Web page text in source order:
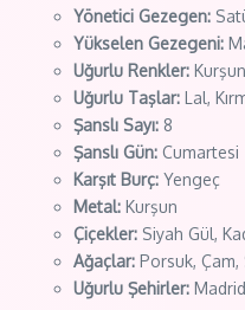
Yönetici Gezegen:
Yükselen Gezegeni:
Uğurlu Renkler:
Uğurlu Taşlar: Lal,
Şanslı Sayı: 8
Şanslı Gün: Cumartesi
Karşıt Burç: Yengeç
Metal: Kurşun
Çiçekler: Siyah Gül,
Ağaçlar: Porsuk,
Uğurlu Şehirler: